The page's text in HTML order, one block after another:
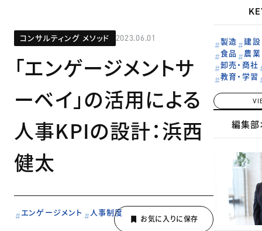
コンサルティング メソッド 2023.06.01
「エンゲージメントサ
ーベイ」の活用による
人事KPIの設計：浜西
健太
エンゲージメント 人事制度
製造
建設
食品
農業
卸売・商社
教育・学習
編集部